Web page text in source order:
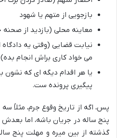
بازجویی از متهم یا شهود
معاینه محلی (بازدید از صحنه
نیابت قضایی (وقتی یه دادگاه
می خواد کاری براش انجام بده)
یا هر اقدام دیگه ای که
پیگیری پرونده ست.
پس، اگه از تاریخ وقوع جرم، مثلاً
پنج ساله در جریان باشه، اما
گذشته از بین میره و مهلت پنج